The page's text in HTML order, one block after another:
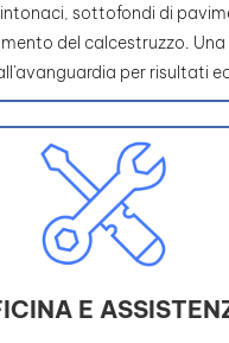
sottofondi di
del calcestruzzo.
per risultati
E